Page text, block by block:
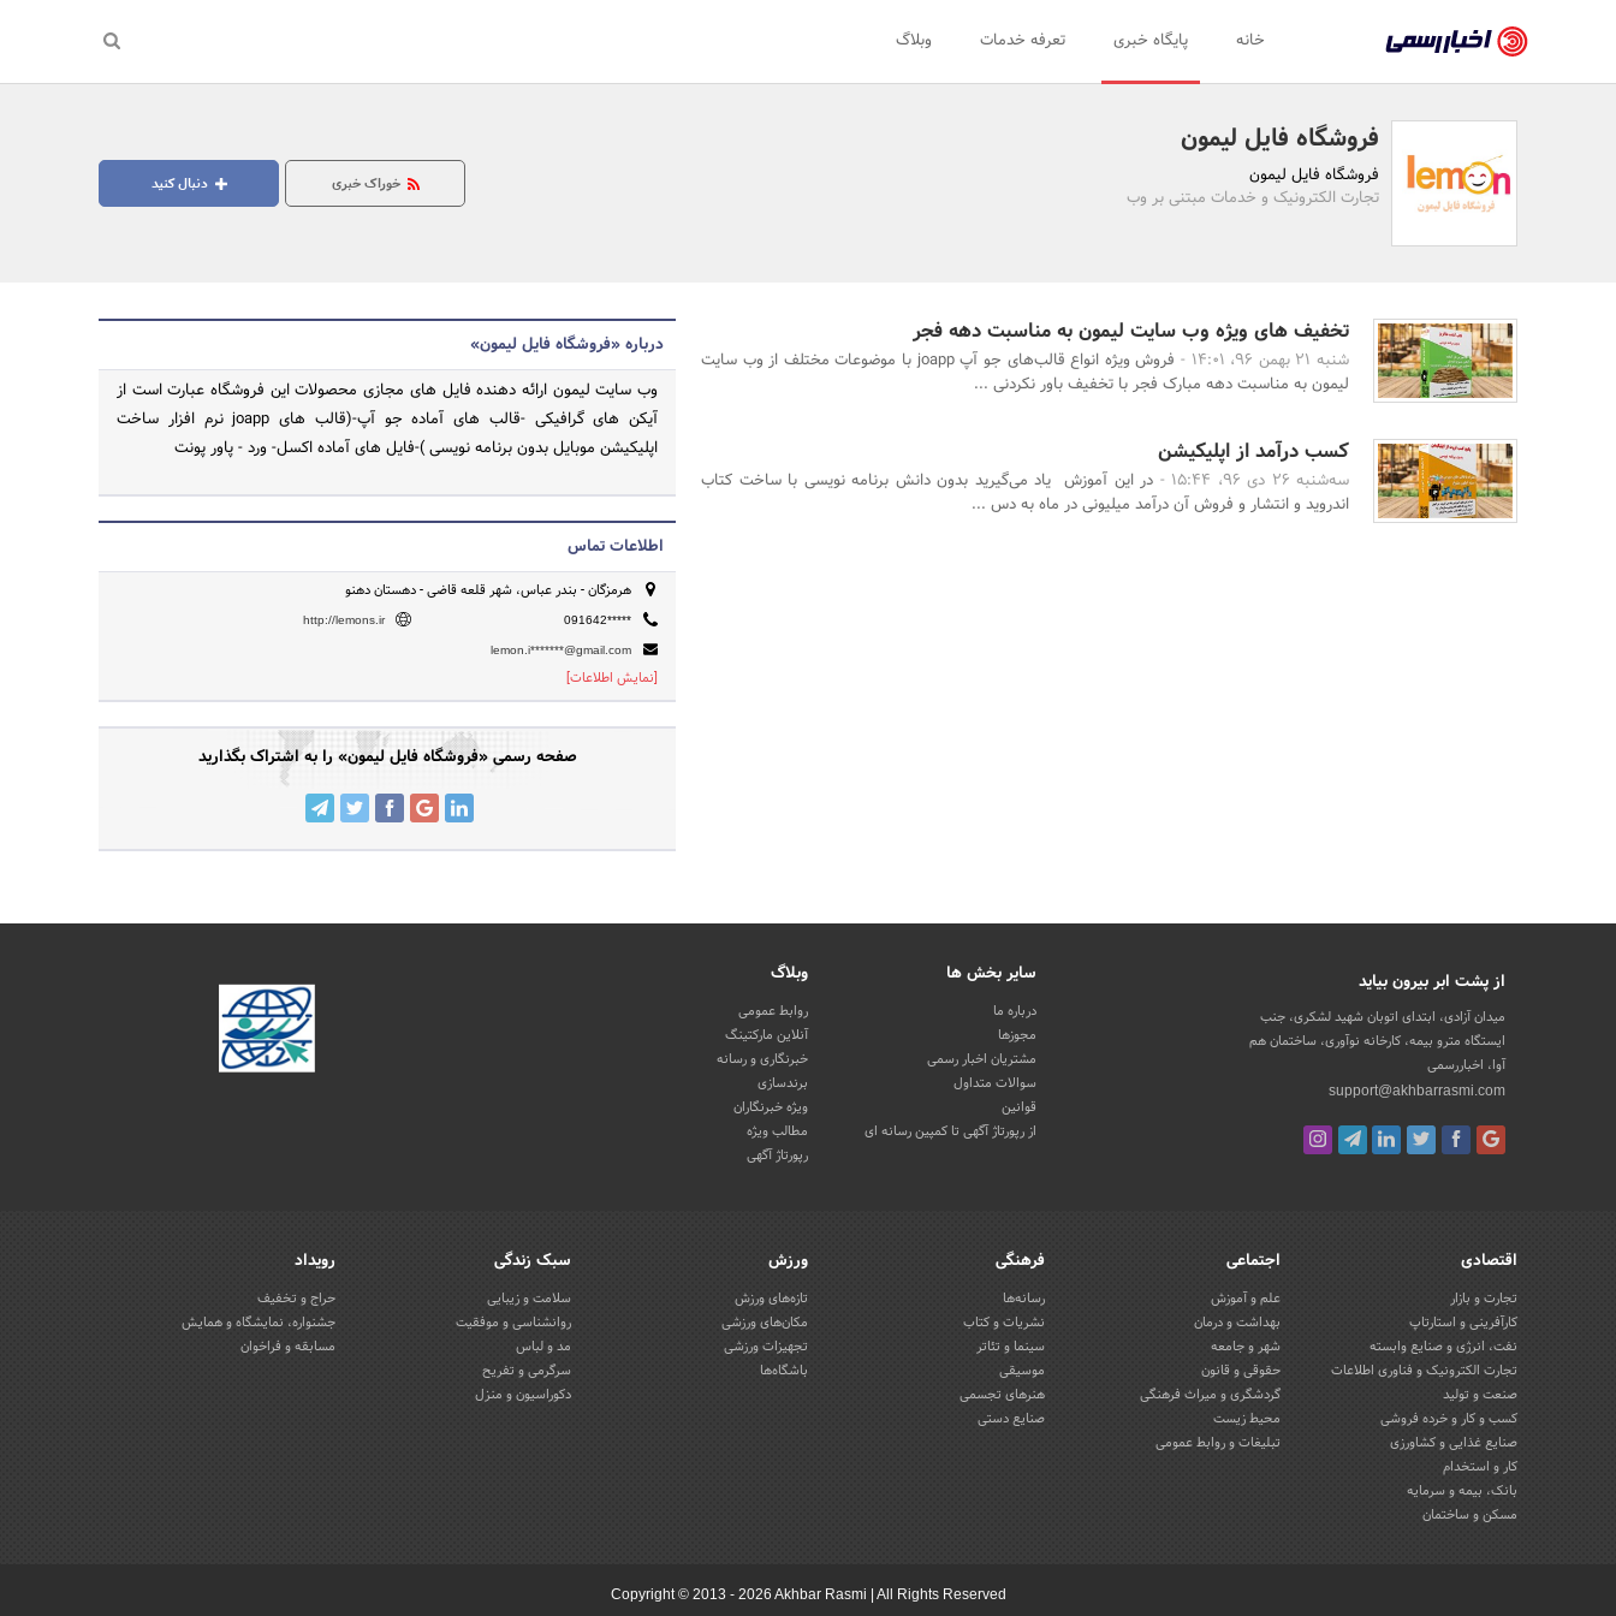
رسمی
-
اخبار
تایید
سازمان‌ها
و
روابط
عمومی‌ها
خانه پایگاه خبری تعرفه خدمات وبلاگ
جستجو
فروشگاه فایل لیمون
فروشگاه فایل لیمون
تجارت الکترونیک و خدمات مبتنی بر وب
دنبال کنید خوراک خبری
تخفیف های ویژه وب سایت لیمون به مناسبت دهه فجر
شنبه 21 بهمن 96، 14:01 -
فروش ویژه انواع قالب‌های جو آپ joapp با موضوعات مختلف از وب سایت
لیمون به مناسبت دهه مبارک فجر با تخفیف باور نکردنی ...
کسب درآمد از اپلیکیشن
سه‌شنبه 26 دی 96، 15:44 -
در این آموزش یاد می‌گیرید بدون دانش برنامه نویسی با ساخت کتاب
اندروید و انتشار و فروش آن درآمد میلیونی در ماه به دس ...
درباره «فروشگاه فایل لیمون»
وب سایت لیمون ارائه دهنده فایل های مجازی محصولات این فروشگاه عبارت است از
آیکن های گرافیکی -قالب های آماده جو آپ-(قالب های joapp نرم افزار ساخت
اپلیکیشن موبایل بدون برنامه نویسی )-فایل های آماده اکسل- ورد - پاور پونت
اطلاعات تماس
هرمزگان - بندر عباس، شهر قلعه قاضی - دهستان دهنو
091642*****
http://lemons.ir
lemon.i*******@gmail.com
[نمایش اطلاعات]
صفحه رسمی «فروشگاه فایل لیمون» را به اشتراک بگذارید
از پشت ابر بیرون بیاید
میدان آزادی، ابتدای اتوبان شهید لشکری، جنب
ایستگاه مترو بیمه، کارخانه نوآوری، ساختمان هم
آوا، اخباررسمی
support@akhbarrasmi.com
سایر بخش ها
درباره ما
مجوزها
مشتریان اخبار رسمی
سوالات متداول
قوانین
از رپورتاژ آگهی تا کمپین رسانه ای
وبلاگ
روابط عمومی
آنلاین مارکتینگ
خبرنگاری و رسانه
برندسازی
ویژه خبرنگاران
مطالب ویژه
رپورتاژ آگهی
اقتصادی
تجارت و بازار
کارآفرینی و استارتاپ
نفت، انرژی و صنایع وابسته
تجارت الکترونیک و فناوری اطلاعات
صنعت و تولید
کسب و کار و خرده فروشی
صنایع غذایی و کشاورزی
کار و استخدام
بانک، بیمه و سرمایه
مسکن و ساختمان
اجتماعی
علم و آموزش
بهداشت و درمان
شهر و جامعه
حقوقی و قانون
گردشگری و میراث فرهنگی
محیط زیست
تبلیغات و روابط عمومی
فرهنگی
رسانه‌ها
نشریات و کتاب
سینما و تئاتر
موسیقی
هنرهای تجسمی
صنایع دستی
ورزش
تازه‌های ورزش
مکان‌های ورزشی
تجهیزات ورزشی
باشگاه‌ها
سبک زندگی
سلامت و زیبایی
روانشناسی و موفقیت
مد و لباس
سرگرمی و تفریح
دکوراسیون و منزل
رویداد
حراج و تخفیف
جشنواره، نمایشگاه و همایش
مسابقه و فراخوان
Copyright © 2013 - 2026 Akhbar Rasmi | All Rights Reserved